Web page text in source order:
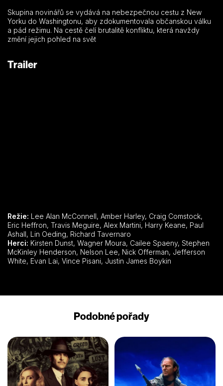
Skupina novinářů se vydává na nebezpečnou cestu z New
Yorku do Washingtonu, aby zdokumentovala občanskou válku
a pád režimu. Na cestě čelí brutalitě konfliktu, která navždy
změní jejich pohled na svět
Trailer
Režie: Lee Alan McConnell, Amber Harley, Craig Comstock,
Eric Heffron, Travis Meguire, Alex Martini, Harry Keane, Paul
Ashall, Lin Oeding, Richard Tavernaro
Herci:
McKinley Henderson, Nelson Lee, Nick Offerman, Jefferson
White, Evan Lai, Vince Pisani, Justin James Boykin
Podobné pořady